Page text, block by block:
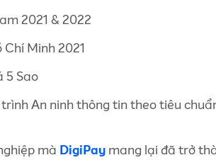
2021 & 2022
Chí Minh 2021
5 Sao
An ninh thông tin theo tiêu
mà DigiPay mang lại đã trở